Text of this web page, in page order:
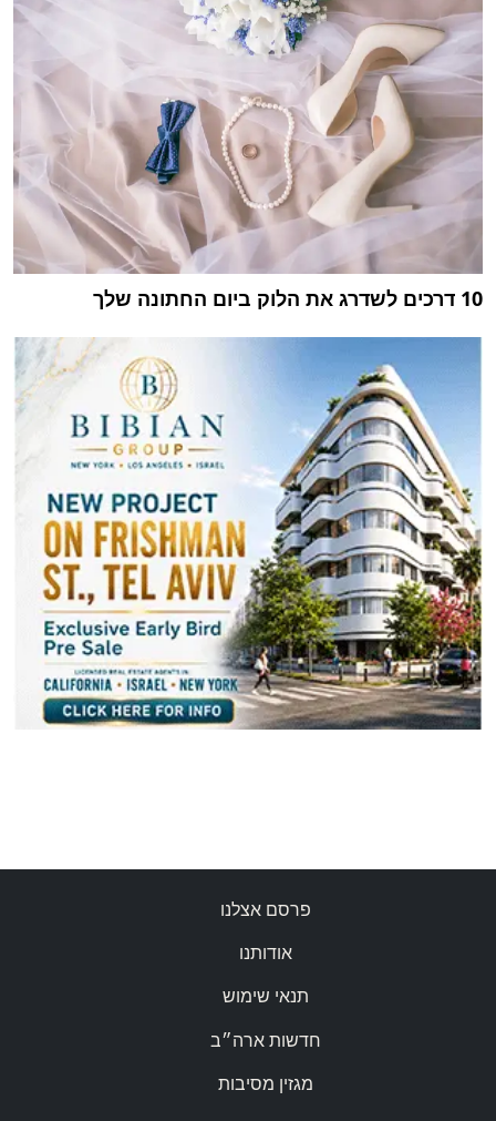
10 דרכים לשדרג את הלוק ביום החתונה שלך
פרסם אצלנו
אודותנו
תנאי שימוש
חדשות ארה״ב
מגזין מסיבות